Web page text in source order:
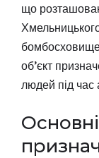
що
об’єкт
людей під час